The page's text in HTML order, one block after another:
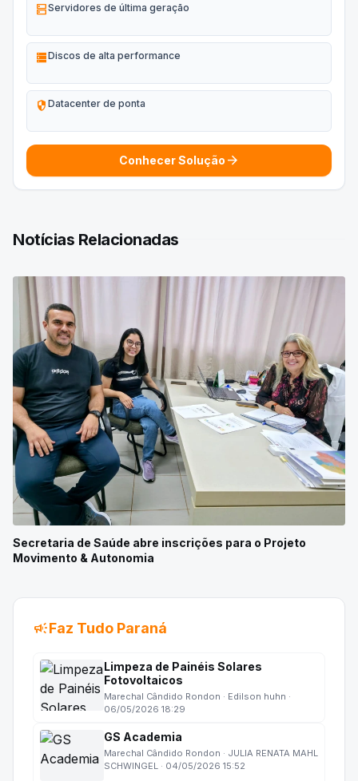
dnsServidores de última geração
storageDiscos de alta performance
security Datacenter de ponta
Conhecer Solução arrow_forward
Notícias Relacionadas
Secretaria de Saúde abre inscrições para o Projeto
Movimento & Autonomia
campaignFaz Tudo Paraná
Limpeza de Painéis Solares
Fotovoltaicos
Marechal Cândido Rondon · Edilson huhn ·
06/05/2026 18:29
GS Academia
Marechal Cândido Rondon · JULIA RENATA MAHL
SCHWINGEL · 04/05/2026 15:52